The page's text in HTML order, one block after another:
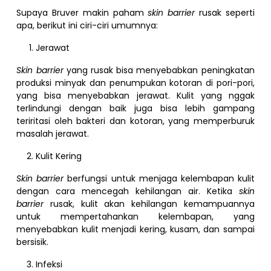
Supaya Bruver makin pahamskin barrier rusak seperti
apa, berikut ini ciri-ciri umumnya:
Jerawat
Skin barrieryang rusak bisa menyebabkan peningkatan
produksi minyak dan penumpukan kotoran di pori-pori,
yang bisa menyebabkan jerawat. Kulit yang nggak
terlindungi dengan baik juga bisa lebih gampang
teriritasi oleh bakteri dan kotoran, yang memperburuk
masalah jerawat.
Kulit Kering
Skin barrierberfungsi untuk menjaga kelembapan kulit
dengan cara mencegah kehilangan air. Ketika skin
barrierrusak, kulit akan kehilangan kemampuannya
untuk mempertahankan kelembapan, yang
menyebabkan kulit menjadi kering, kusam, dan sampai
bersisik.
Infeksi